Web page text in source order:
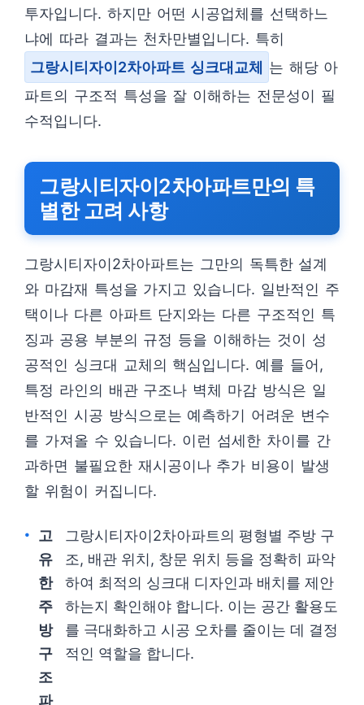
투자입니다. 하지만 어떤 시공업체를 선택하느
냐에 따라 결과는 천차만별입니다. 특히
그랑시티자이2차아파트 싱크대교체
는 해당 아
파트의 구조적 특성을 잘 이해하는 전문성이 필
수적입니다.
그랑시티자이2차아파트만의 특
별한 고려 사항
그랑시티자이2차아파트는 그만의 독특한 설계
와 마감재 특성을 가지고 있습니다. 일반적인 주
택이나 다른 아파트 단지와는 다른 구조적인 특
징과 공용 부분의 규정 등을 이해하는 것이 성
공적인 싱크대 교체의 핵심입니다. 예를 들어,
특정 라인의 배관 구조나 벽체 마감 방식은 일
반적인 시공 방식으로는 예측하기 어려운 변수
를 가져올 수 있습니다. 이런 섬세한 차이를 간
과하면 불필요한 재시공이나 추가 비용이 발생
할 위험이 커집니다.
고
유
한
주
방
구
조
파
그랑시티자이2차아파트의 평형별 주방 구
조, 배관 위치, 창문 위치 등을 정확히 파악
하여 최적의 싱크대 디자인과 배치를 제안
하는지 확인해야 합니다. 이는 공간 활용도
를 극대화하고 시공 오차를 줄이는 데 결정
적인 역할을 합니다.